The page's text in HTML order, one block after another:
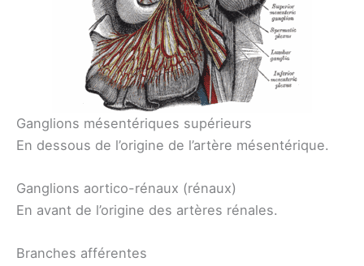
Ganglions mésentériques supérieurs
En dessous de l’origine de l’artère mésentérique.
Ganglions aortico-rénaux (rénaux)
En avant de l’origine des artères rénales.
Branches afférentes